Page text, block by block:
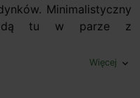
Minimalistyczny
idą tu w parze z
Więcej expand_more